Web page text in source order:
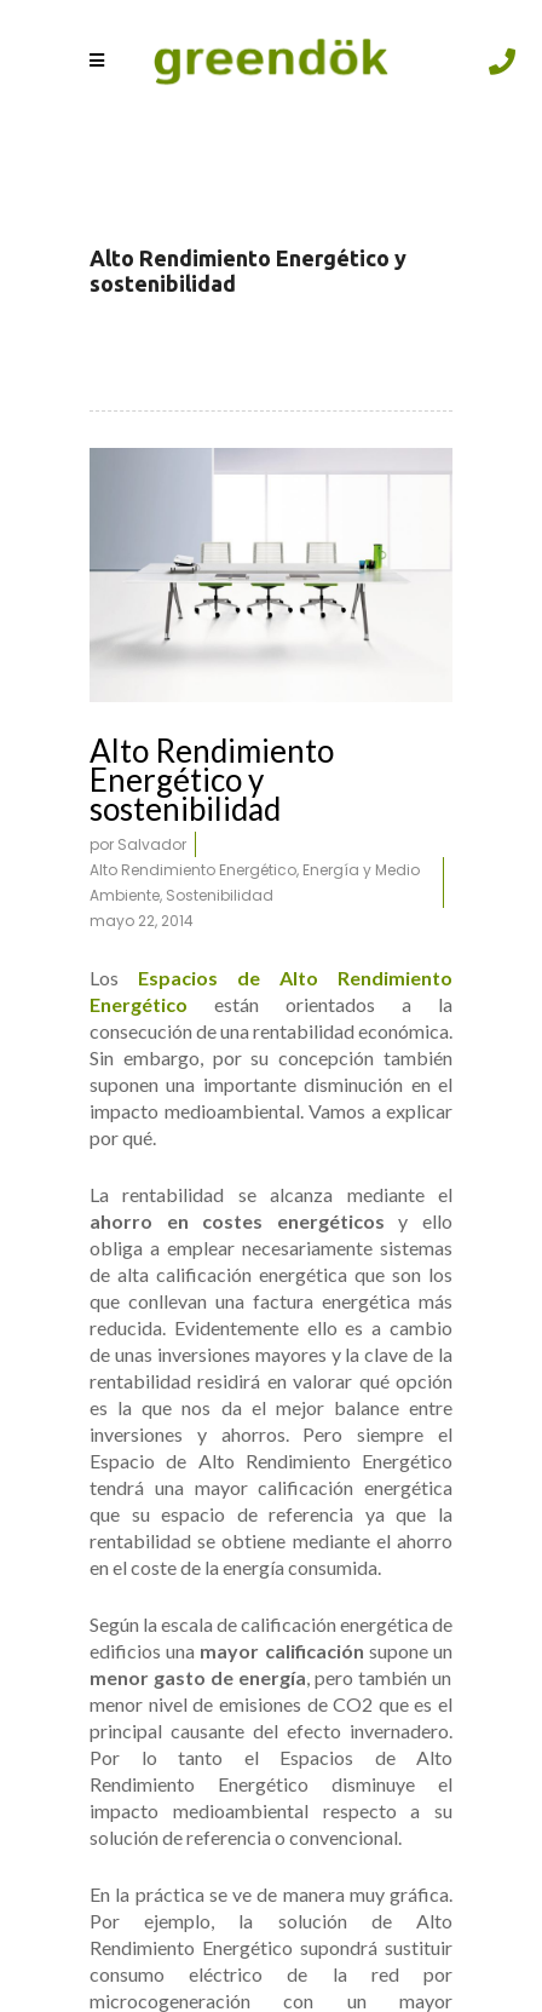
Alto Rendimiento Energético y
sostenibilidad
Alto Rendimiento
Energético y
sostenibilidad
por Salvador
Alto Rendimiento Energético, Energía y Medio
Ambiente, Sostenibilidad
mayo 22, 2014
Los Espacios de Alto Rendimiento
Energético están orientados a la
consecución de una rentabilidad económica.
Sin embargo, por su concepción también
suponen una importante disminución en el
impacto medioambiental. Vamos a explicar
por qué.
La rentabilidad se alcanza mediante el
ahorro en costes energéticos y ello
obliga a emplear necesariamente sistemas
de alta calificación energética que son los
que conllevan una factura energética más
reducida. Evidentemente ello es a cambio
de unas inversiones mayores y la clave de la
rentabilidad residirá en valorar qué opción
es la que nos da el mejor balance entre
inversiones y ahorros. Pero siempre el
Espacio de Alto Rendimiento Energético
tendrá una mayor calificación energética
que su espacio de referencia ya que la
rentabilidad se obtiene mediante el ahorro
en el coste de la energía consumida.
Según la escala de calificación energética de
edificios una mayor calificación supone un
menor gasto de energía, pero también un
menor nivel de emisiones de CO2 que es el
principal causante del efecto invernadero.
Por lo tanto el Espacios de Alto
Rendimiento Energético disminuye el
impacto medioambiental respecto a su
solución de referencia o convencional.
En la práctica se ve de manera muy gráfica.
Por ejemplo, la solución de Alto
Rendimiento Energético supondrá sustituir
consumo eléctrico de la red por
microcogeneración con un mayor